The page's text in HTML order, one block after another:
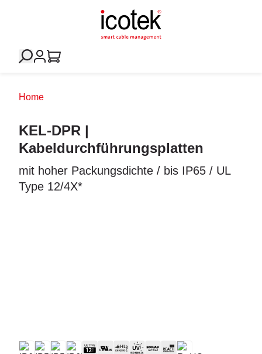
Home
KEL-DPR |
Kabeldurchführungsplatten
mit hoher Packungsdichte / bis IP65 / UL
Type 12/4X*